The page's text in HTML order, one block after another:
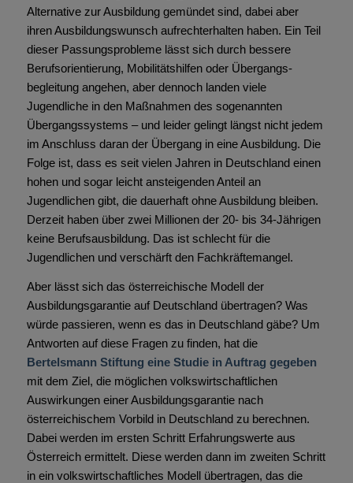
Alternative zur Ausbildung gemündet sind, dabei aber
ihren Ausbildungswunsch aufrechterhalten haben. Ein Teil
dieser Passungsprobleme lässt sich durch bessere
Berufsorientierung, Mobilitätshilfen oder Übergangs­
begleitung angehen, aber dennoch landen viele
Jugendliche in den Maßnahmen des sogenannten
Übergangssystems – und leider gelingt längst nicht jedem
im Anschluss daran der Übergang in eine Ausbildung. Die
Folge ist, dass es seit vielen Jahren in Deutschland einen
hohen und sogar leicht ansteigenden Anteil an
Jugendlichen gibt, die dauerhaft ohne Ausbildung bleiben.
Derzeit haben über zwei Millionen der 20- bis 34-Jährigen
keine Berufsausbildung. Das ist schlecht für die
Jugendlichen und verschärft den Fachkräftemangel.
Aber lässt sich das österreichische Modell der
Ausbildungsgarantie auf Deutschland übertragen? Was
würde passieren, wenn es das in Deutschland gäbe? Um
Antworten auf diese Fragen zu finden, hat die
Bertelsmann Stiftung eine Studie in Auftrag gegeben
mit dem Ziel, die möglichen volkswirtschaftlichen
Auswirkungen einer Ausbildungsgarantie nach
österreichischem Vorbild in Deutschland zu berechnen.
Dabei werden im ersten Schritt Erfahrungswerte aus
Österreich ermittelt. Diese werden dann im zweiten Schritt
in ein volkswirtschaftliches Modell übertragen, das die